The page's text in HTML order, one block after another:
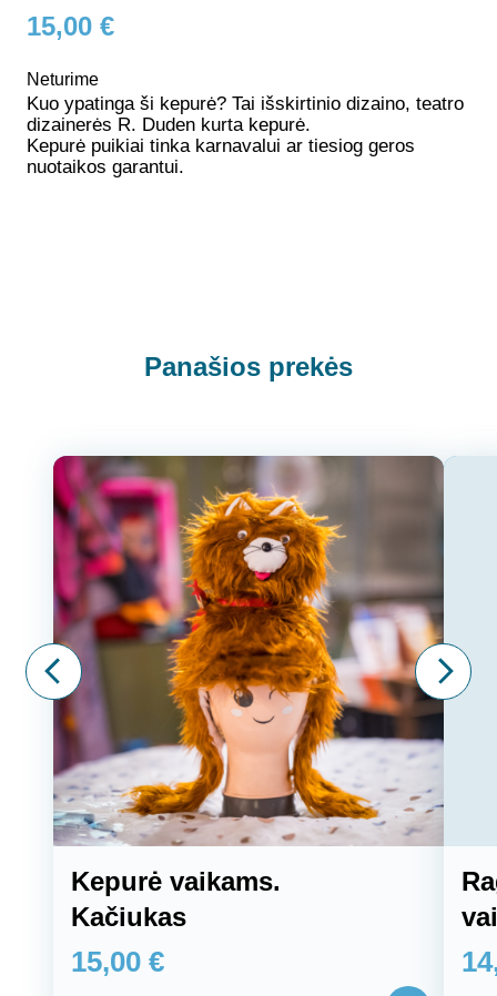
15,00 €
Neturime
Kuo ypatinga ši kepurė? Tai išskirtinio dizaino, teatro
dizainerės R. Duden kurta kepurė.
Kepurė puikiai tinka karnavalui ar tiesiog geros
nuotaikos garantui.
Panašios prekės
Kepurė vaikams.
Kačiukas
15,00 €